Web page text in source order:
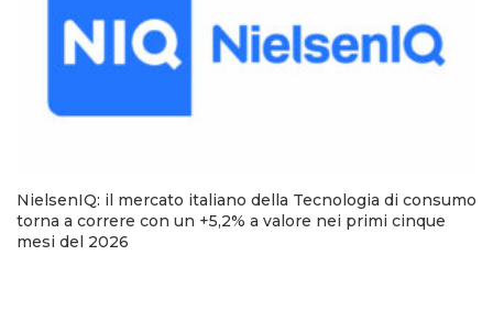
NielsenIQ: il mercato italiano della Tecnologia di consumo
torna a correre con un +5,2% a valore nei primi cinque
mesi del 2026